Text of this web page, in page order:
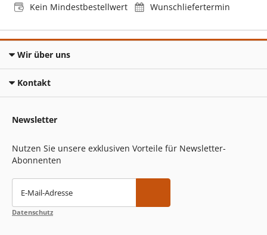
Kein Mindestbestellwert
Wunschliefertermin
Wir über uns
Kontakt
Newsletter
Nutzen Sie unsere exklusiven Vorteile für Newsletter-
Abonnenten
E-Mail-Adresse
Datenschutz